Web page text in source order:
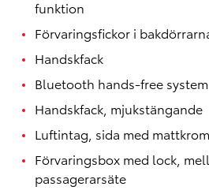
funktion
Förvaringsfickor i
Handskfack
Bluetooth hands-free system
Handskfack, mjukstängande
Luftintag, sida med
Förvaringsbox med lock,
passagerarsäte